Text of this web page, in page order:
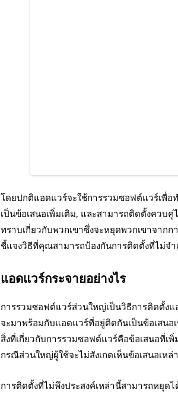
โดยปกติแอดแวร์จะใช้การรวมซอฟต์แวร์เพื่
เป็นข้อเสนอเพิ่มเติม, และสามารถติดตั้งควบ
ทราบเกี่ยวกับพวกเขาซึ่งจะหยุดพวกเขาจากก
ชี้แจงวิธีที่คุณสามารถป้องกันการติดตั้งที่ไม่จํา
แอดแวร์กระจายอย่างไร
การรวมซอฟต์แวร์ส่วนใหญ่เป็นวิธีการติดตั้ง
จะมาพร้อมกับแอดแวร์ที่อยู่ติดกันเป็นข้อเสน
สิ่งที่เกี่ยวกับการรวมซอฟต์แวร์คือข้อเสนอที่เ
กรณีส่วนใหญ่ผู้ใช้จะไม่สังเกตเห็นข้อเสนอเห
การติดตั้งที่ไม่พึงประสงค์เหล่านี้สามารถหยุ